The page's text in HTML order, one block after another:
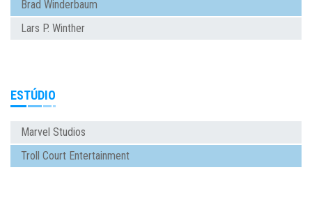
Brad Winderbaum
Lars P. Winther
ESTÚDIO
Marvel Studios
Troll Court Entertainment